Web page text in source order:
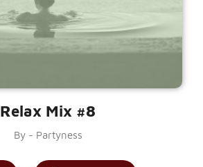
Relax Mix #8
By - Partyness